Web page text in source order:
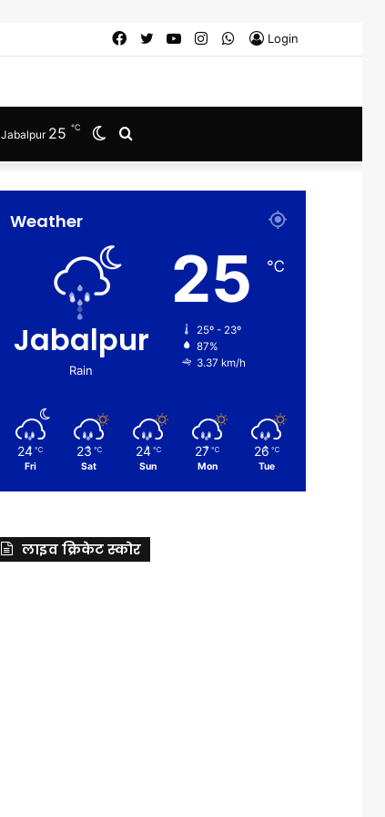
Login
WhatsApp
Instagram
YouTube
Twitter
Facebook
for
Switch
skin
Jabalpur 25 ℃
Weather
Jabalpur
Rain
25 ℃
25º - 23º
87%
3.37 km/h
24 ℃
Fri
23 ℃
Sat
24 ℃
Sun
27 ℃
Mon
26 ℃
Tue
लाइव क्रिकेट स्कोर